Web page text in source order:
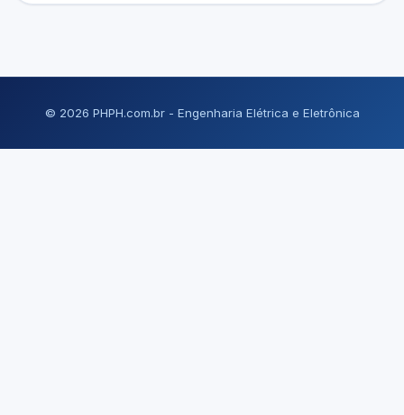
© 2026 PHPH.com.br - Engenharia Elétrica e Eletrônica